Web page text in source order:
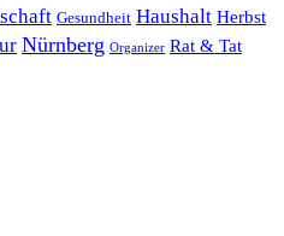
Gesundheit Haushalt Herbst
Nürnberg Organizer Rat & Tat